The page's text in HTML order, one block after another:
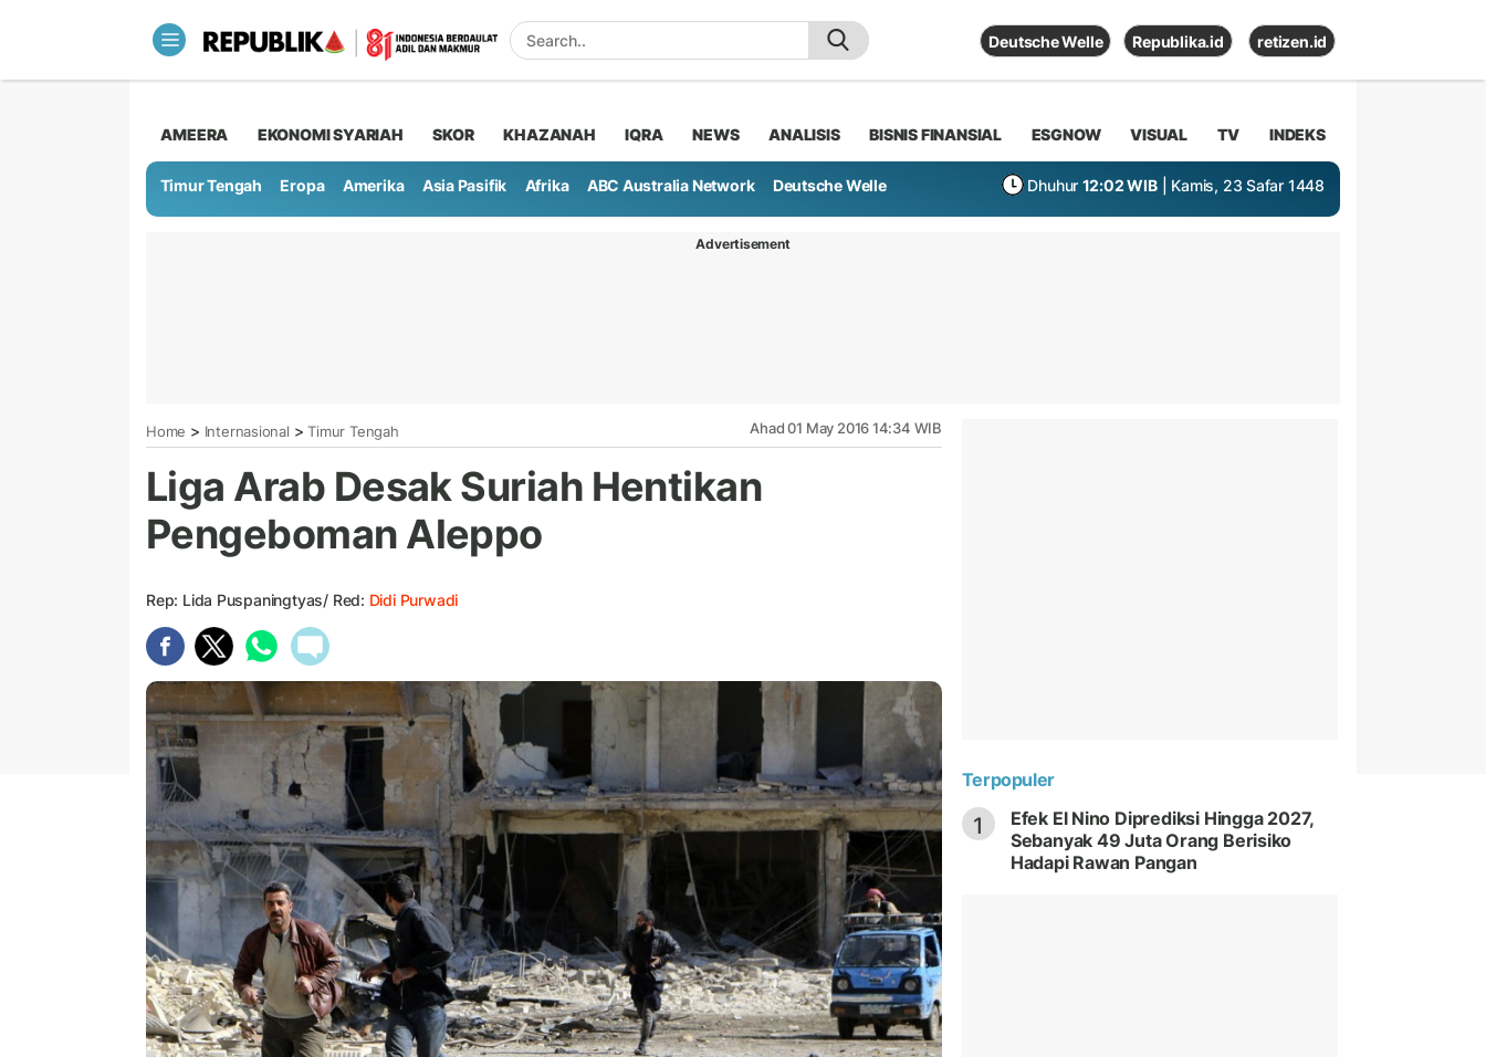
Deutsche Welle Republika.id retizen.id
AMEERA EKONOMI SYARIAH SKOR KHAZANAH IQRA NEWS ANALISIS BISNIS FINANSIAL ESGNOW VISUAL TV INDEKS
Timur Tengah Eropa Amerika Asia Pasifik Afrika ABC Australia Network Deutsche Welle Dhuhur 12:02 WIB | Kamis, 23 Safar 1448
Advertisement
Home > Internasional > Timur Tengah Ahad 01 May 2016 14:34 WIB
Liga Arab Desak Suriah Hentikan
Pengeboman Aleppo
Rep: Lida Puspaningtyas/ Red: Didi Purwadi
Terpopuler
1
Efek El Nino Diprediksi Hingga 2027,
Sebanyak 49 Juta Orang Berisiko
Hadapi Rawan Pangan